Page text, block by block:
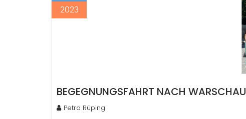
2023
BEGEGNUNGSFAHRT NACH WARSCHAU
Petra Rüping